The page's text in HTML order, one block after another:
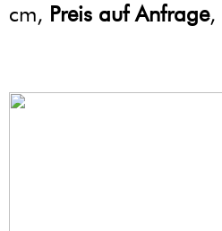
cm, Preis auf Anfrage,